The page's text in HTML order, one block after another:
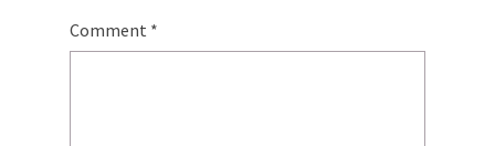
Comment *